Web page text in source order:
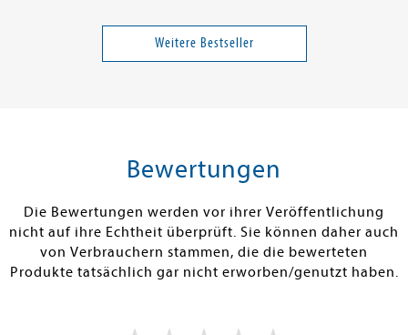
So schmeckt mein Sommer
Warenkorb
Weitere Bestseller
Bewertungen
Die Bewertungen werden vor ihrer Veröffentlichung
nicht auf ihre Echtheit überprüft. Sie können daher auch
von Verbrauchern stammen, die die bewerteten
Produkte tatsächlich gar nicht erworben/genutzt haben.